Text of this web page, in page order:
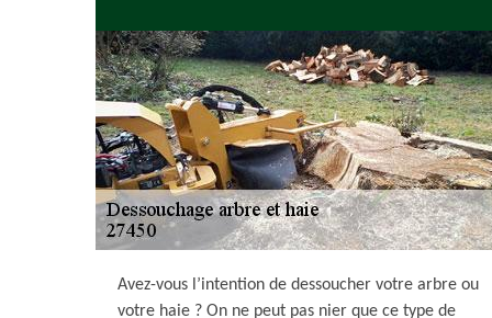
Avez-vous l’intention de dessoucher votre arbre ou
votre haie ? On ne peut pas nier que ce type de